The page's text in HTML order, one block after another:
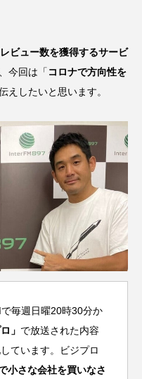
レビュー数を獲得するサービ
今回は「 コロナで方向性を
えしたいと思います。
毎週日曜20時30分か
」 で放送された内容
ています。ビジプロ
小さな会社を買いなさ